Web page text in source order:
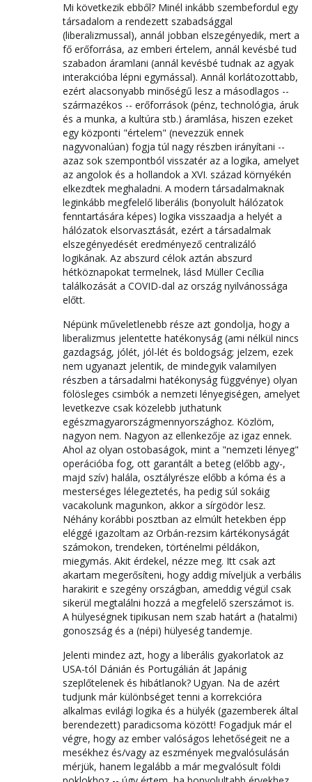
Mi következik ebből? Minél inkább szembefordul egy
társadalom a rendezett szabadsággal
(liberalizmussal), annál jobban elszegényedik, mert a
fő erőforrása, az emberi értelem, annál kevésbé tud
szabadon áramlani (annál kevésbé tudnak az agyak
interakcióba lépni egymással). Annál korlátozottabb,
ezért alacsonyabb minőségű lesz a másodlagos --
származékos -- erőforrások (pénz, technológia, áruk
és a munka, a kultúra stb.) áramlása, hiszen ezeket
egy központi "értelem" (nevezzük ennek
nagyvonalúan) fogja túl nagy részben irányítani --
azaz sok szempontból visszatér az a logika, amelyet
az angolok és a hollandok a XVI. század környékén
elkezdtek meghaladni. A modern társadalmaknak
leginkább megfelelő liberális (bonyolult hálózatok
fenntartására képes) logika visszaadja a helyét a
hálózatok elsorvasztását, ezért a társadalmak
elszegényedését eredményező centralizáló
logikának. Az abszurd célok aztán abszurd
hétköznapokat termelnek, lásd Müller Cecília
találkozását a COVID-dal az ország nyilvánossága
előtt.
Népünk műveletlenebb része azt gondolja, hogy a
liberalizmus jelentette hatékonyság (ami nélkül nincs
gazdagság, jólét, jól-lét és boldogság; jelzem, ezek
nem ugyanazt jelentik, de mindegyik valamilyen
részben a társadalmi hatékonyság függvénye) olyan
fölösleges csimbók a nemzeti lényegiségen, amelyet
levetkezve csak közelebb juthatunk
egészmagyarországmennyországhoz. Közlöm,
nagyon nem. Nagyon az ellenkezője az igaz ennek.
Ahol az olyan ostobaságok, mint a "nemzeti lényeg"
operációba fog, ott garantált a beteg (előbb agy-,
majd szív) halála, osztályrésze előbb a kóma és a
mesterséges lélegeztetés, ha pedig súl sokáig
vacakolunk magunkon, akkor a sírgödör lesz.
Néhány korábbi posztban az elmúlt hetekben épp
eléggé igazoltam az Orbán-rezsim kártékonyságát
számokon, trendeken, történelmi példákon,
miegymás. Akit érdekel, nézze meg. Itt csak azt
akartam megerősíteni, hogy addig míveljük a verbális
harakirit e szegény országban, ameddig végül csak
sikerül megtalálni hozzá a megfelelő szerszámot is.
A hülyeségnek tipikusan nem szab határt a (hatalmi)
gonoszság és a (népi) hülyeség tandemje.
Jelenti mindez azt, hogy a liberális gyakorlatok az
USA-tól Dánián és Portugálián át Japánig
szeplőtelenek és hibátlanok? Ugyan. Na de azért
tudjunk már különbséget tenni a korrekcióra
alkalmas evilági logika és a hülyék (gazemberek által
berendezett) paradicsoma között! Fogadjuk már el
végre, hogy az ember valóságos lehetőségeit ne a
mesékhez és/vagy az eszmények megvalósulásán
mérjük, hanem legalább a már megvalósult földi